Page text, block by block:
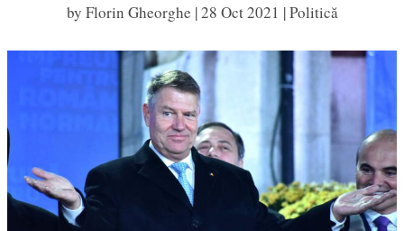
by Florin Gheorghe |28 Oct 2021 |Politică